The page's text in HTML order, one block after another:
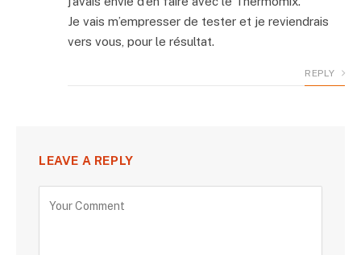
Je vais m’empresser de tester et je reviendrais
vers vous, pour le résultat.
REPLY
LEAVE A REPLY